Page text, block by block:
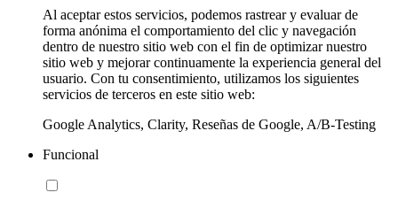
Al aceptar estos servicios, podemos rastrear y evaluar de
forma anónima el comportamiento del clic y navegación
dentro de nuestro sitio web con el fin de optimizar nuestro
sitio web y mejorar continuamente la experiencia general del
usuario. Con tu consentimiento, utilizamos los siguientes
servicios de terceros en este sitio web:
Google Analytics, Clarity, Reseñas de Google, A/B-Testing
Funcional